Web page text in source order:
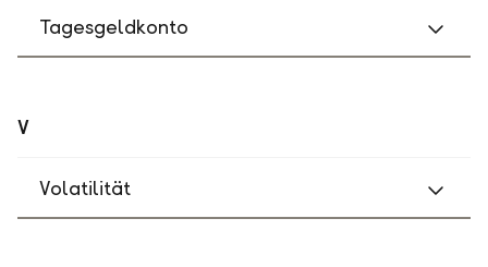
Tagesgeldkonto
V
Volatilität